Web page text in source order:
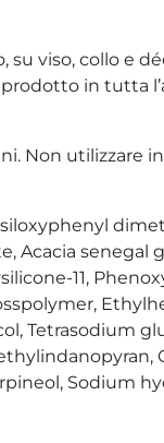
su viso, collo e
in tutta
Non utilizzare
Acacia senegal
11,
Tetrasodium
Sodium